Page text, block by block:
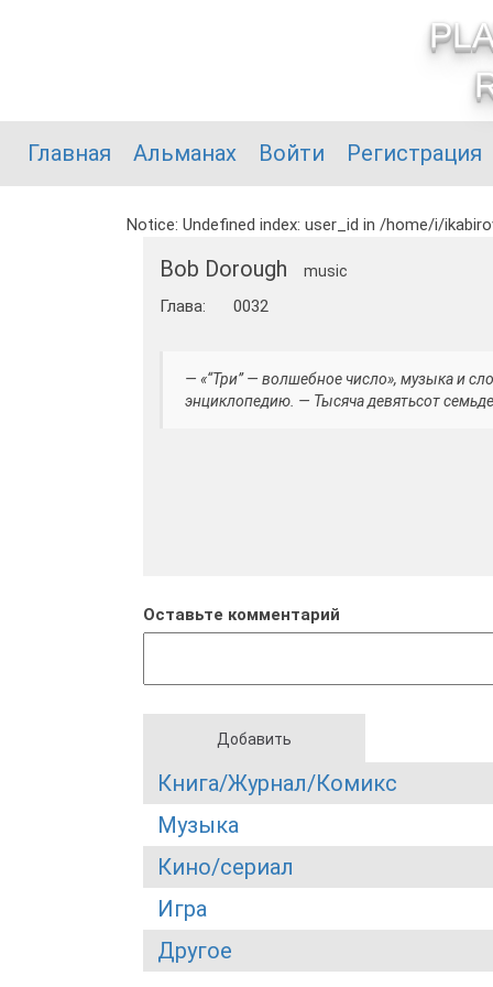
Главная Альманах Войти Регистрация
Notice: Undefined index: user_id in /home/i/
Bob Dorough music
Глава: 0032
— «“Три” — волшебное число», музыка и
энциклопедию. — Тысяча девятьсот
Оставьте комментарий
Книга/Журнал/Комикс
Музыка
Кино/сериал
Игра
Другое